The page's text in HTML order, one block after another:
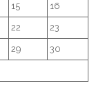
15 16
22 23
29 30